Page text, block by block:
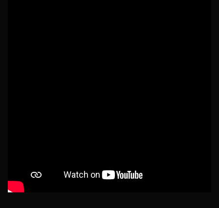
Skip back to main navigation